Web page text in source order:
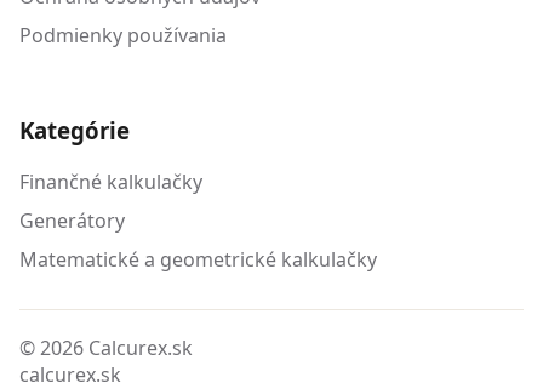
Podmienky používania
Kategórie
Finančné kalkulačky
Generátory
Matematické a geometrické kalkulačky
© 2026 Calcurex.sk
calcurex.sk